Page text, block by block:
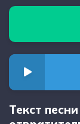
Текст